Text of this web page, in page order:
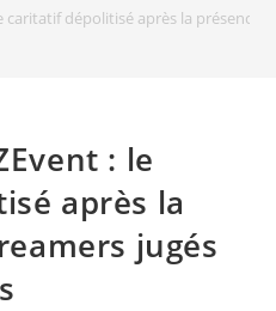
caritatif dépolitisé après la présence
: le
après la
jugés